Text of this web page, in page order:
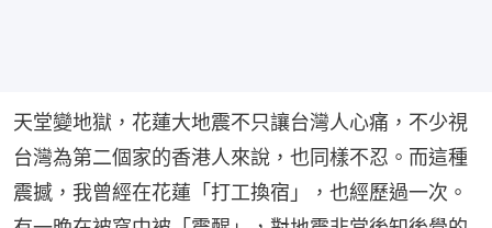
天堂變地獄，花蓮大地震不只讓台灣人心痛，不少視
台灣為第二個家的香港人來說，也同樣不忍。而這種
震撼，我曾經在花蓮「打工換宿」，也經歷過一次。